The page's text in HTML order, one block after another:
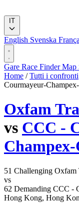
English Svenska
Gare Race FinderMap
Home / Tutti i confronti
Courmayeur-
Oxfam
vs CCC -
51 Challenging Oxfam
vs
62 Demanding CCC -
Hong Kong, Hong